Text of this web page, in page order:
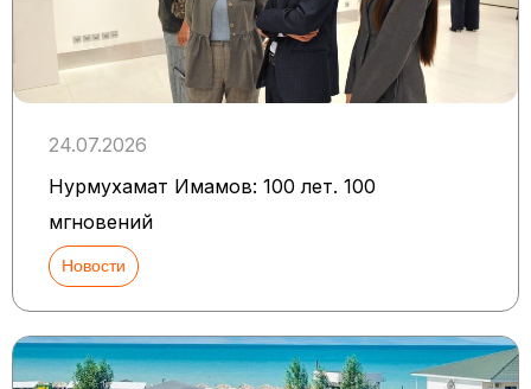
24.07.2026
Нурмухамат Имамов: 100 лет. 100
мгновений
Новости